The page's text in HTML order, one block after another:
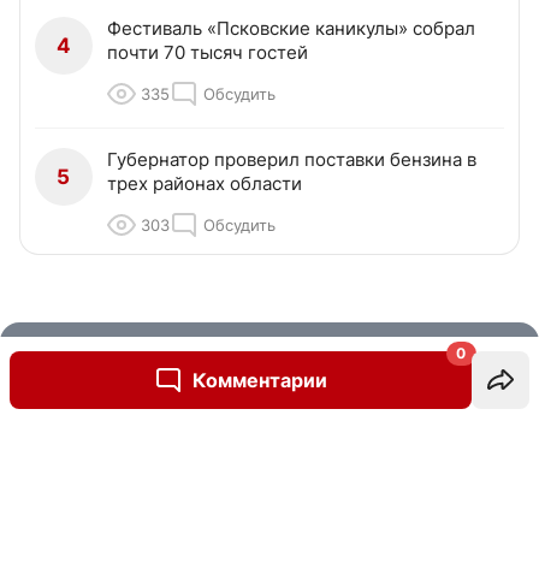
Комментарии
0
4
Фестиваль «Псковские каникулы» собрал
почти 70 тысяч гостей
335 Обсудить
5
Губернатор проверил поставки бензина в
трех районах области
303 Обсудить
Рубрики